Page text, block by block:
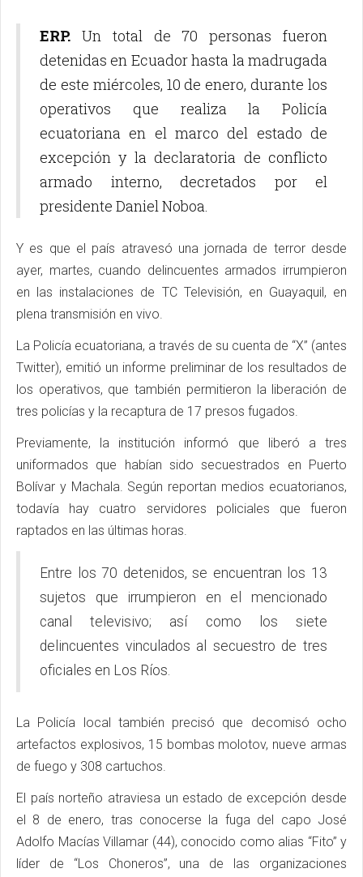
ERP. Un total de 70 personas fueron
detenidas en Ecuador hasta la madrugada
de este miércoles, 10 de enero, durante los
operativos que realiza la Policía
ecuatoriana en el marco del estado de
excepción y la declaratoria de conflicto
armado interno, decretados por el
presidente Daniel Noboa.
Y es que el país atravesó una jornada de terror desde
ayer, martes, cuando delincuentes armados irrumpieron
en las instalaciones de TC Televisión, en Guayaquil, en
plena transmisión en vivo.
La Policía ecuatoriana, a través de su cuenta de “X” (antes
Twitter), emitió un informe preliminar de los resultados de
los operativos, que también permitieron la liberación de
tres policías y la recaptura de 17 presos fugados.
Previamente, la institución informó que liberó a tres
uniformados que habían sido secuestrados en Puerto
Bolívar y Machala. Según reportan medios ecuatorianos,
todavía hay cuatro servidores policiales que fueron
raptados en las últimas horas.
Entre los 70 detenidos, se encuentran los 13
sujetos que irrumpieron en el mencionado
canal televisivo; así como los siete
delincuentes vinculados al secuestro de tres
oficiales en Los Ríos.
La Policía local también precisó que decomisó ocho
artefactos explosivos, 15 bombas molotov, nueve armas
de fuego y 308 cartuchos.
El país norteño atraviesa un estado de excepción desde
el 8 de enero, tras conocerse la fuga del capo José
Adolfo Macías Villamar (44), conocido como alias “Fito” y
líder de “Los Choneros”, una de las organizaciones